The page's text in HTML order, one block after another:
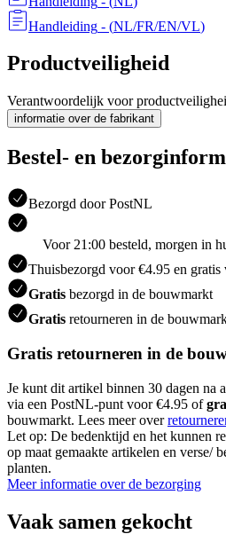
Handleiding - (NL/FR/EN/VL)
Productveiligheid
Verantwoordelijk voor
informatie over de fabrikant
Bestel- en
Bezorgd door PostNL
Voor 21:00 besteld, morgen in
Thuisbezorgd voor €4.95 en gratis
Gratis bezorgd in de bouwmarkt
Gratis retourneren in de
Gratis retourneren in de
Je kunt dit artikel binnen 30 dagen na
via een PostNL-punt voor €4.95 of
bouwmarkt. Lees meer over
Let op: De bedenktijd en het kunnen
op maat gemaakte artikelen en verse/
planten.
Meer informatie over de bezorging
Vaak samen gekocht